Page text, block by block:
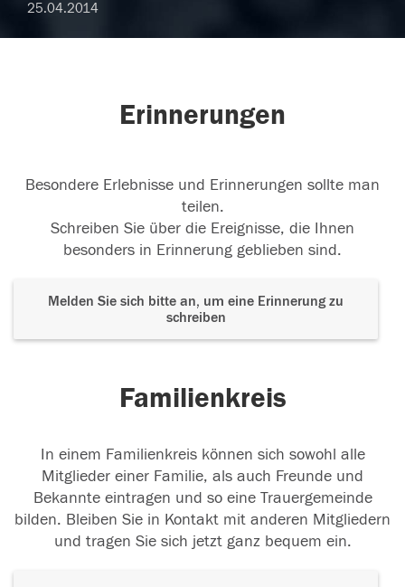
25.04.2014
Erinnerungen
Besondere Erlebnisse und Erinnerungen sollte man
teilen.
Schreiben Sie über die Ereignisse, die Ihnen
besonders in Erinnerung geblieben sind.
Melden Sie sich bitte an, um eine Erinnerung zu
schreiben
Familienkreis
In einem Familienkreis können sich sowohl alle
Mitglieder einer Familie, als auch Freunde und
Bekannte eintragen und so eine Trauergemeinde
bilden. Bleiben Sie in Kontakt mit anderen Mitgliedern
und tragen Sie sich jetzt ganz bequem ein.